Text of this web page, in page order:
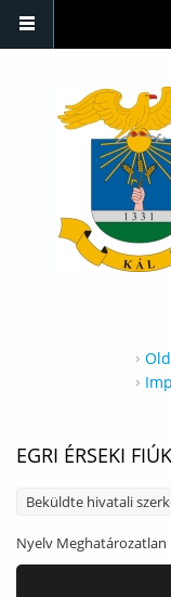
EGRI ÉRSEKI
Beküldte hivatali
Nyelv Meghatározatlan